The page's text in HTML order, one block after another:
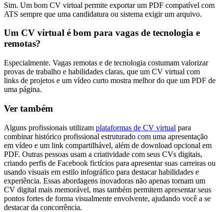
Sim. Um bom CV virtual permite exportar um PDF compatível com
ATS sempre que uma candidatura ou sistema exigir um arquivo.
Um CV virtual é bom para vagas de tecnologia e
remotas?
Especialmente. Vagas remotas e de tecnologia costumam valorizar
provas de trabalho e habilidades claras, que um CV virtual com
links de projetos e um vídeo curto mostra melhor do que um PDF de
uma página.
Ver também
Alguns profissionais utilizam plataformas de CV virtual para
combinar histórico profissional estruturado com uma apresentação
em vídeo e um link compartilhável, além de download opcional em
PDF. Outras pessoas usam a criatividade com seus CVs digitais,
criando perfis de Facebook fictícios para apresentar suas carreiras ou
usando visuais em estilo infográfico para destacar habilidades e
experiência. Essas abordagens inovadoras não apenas tornam um
CV digital mais memorável, mas também permitem apresentar seus
pontos fortes de forma visualmente envolvente, ajudando você a se
destacar da concorrência.